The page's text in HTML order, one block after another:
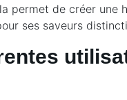
permet de créer une
ses saveurs